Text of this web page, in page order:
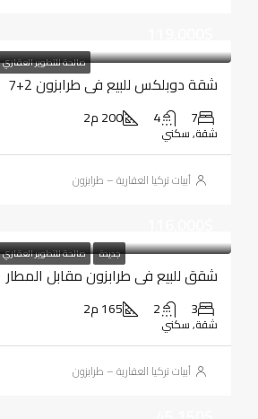
صالحة للتطوير العقاري
شقة دوبلكس للبيع في طرابزون 2+7
7
4 200 م2
شقة, سكني
أبيات تركيا العقارية – طرابزون
جديدة صالحة للتطوير العقاري
شقق للبيع في طرابزون مقابل المطار
3
2 165 م2
شقة, سكني
أبيات تركيا العقارية – طرابزون